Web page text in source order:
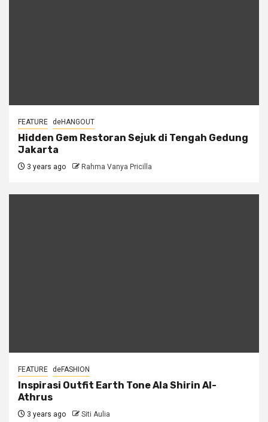
FEATURE deHANGOUT
Hidden Gem Restoran Sejuk di Tengah Gedung
Jakarta
3 years ago Rahma Vanya Pricilla
FEATURE deFASHION
Inspirasi Outfit Earth Tone Ala Shirin Al-
Athrus
3 years ago Siti Aulia